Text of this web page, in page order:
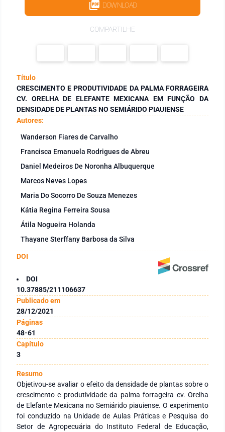
DOWNLOAD
COMPARTILHE
Título
CRESCIMENTO E PRODUTIVIDADE DA PALMA FORRAGEIRA
CV. ORELHA DE ELEFANTE MEXICANA EM FUNÇÃO DA
DENSIDADE DE PLANTAS NO SEMIÁRIDO PIAUIENSE
Autores:
Wanderson Fiares de Carvalho
Francisca Emanuela Rodrigues de Abreu
Daniel Medeiros De Noronha Albuquerque
Marcos Neves Lopes
Maria Do Socorro De Souza Menezes
Kátia Regina Ferreira Sousa
Átila Nogueira Holanda
Thayane Sterffany Barbosa da Silva
DOI
DOI
10.37885/211106637
Publicado em
28/12/2021
Páginas
48-61
Capítulo
3
Resumo
Objetivou-se avaliar o efeito da densidade de plantas sobre o
crescimento e produtividade da palma forrageira cv. Orelha
de Elefante Mexicana no Semiárido piauiense. O experimento
foi conduzido na Unidade de Aulas Práticas e Pesquisa do
Setor de Agropecuária do Instituto Federal de Educação,